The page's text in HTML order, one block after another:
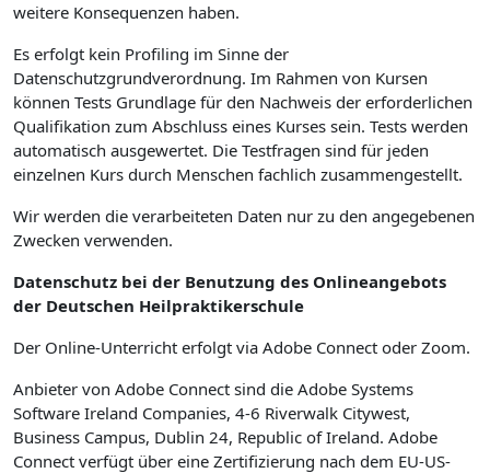
weitere Konsequenzen haben.
Es erfolgt kein Profiling im Sinne der
Datenschutzgrundverordnung. Im Rahmen von Kursen
können Tests Grundlage für den Nachweis der erforderlichen
Qualifikation zum Abschluss eines Kurses sein. Tests werden
automatisch ausgewertet. Die Testfragen sind für jeden
einzelnen Kurs durch Menschen fachlich zusammengestellt.
Wir werden die verarbeiteten Daten nur zu den angegebenen
Zwecken verwenden.
Datenschutz bei der Benutzung des Onlineangebots
der Deutschen Heilpraktikerschule
Der Online-Unterricht erfolgt via Adobe Connect oder Zoom.
Anbieter von Adobe Connect sind die Adobe Systems
Software Ireland Companies, 4-6 Riverwalk Citywest,
Business Campus, Dublin 24, Republic of Ireland. Adobe
Connect verfügt über eine Zertifizierung nach dem EU-US-